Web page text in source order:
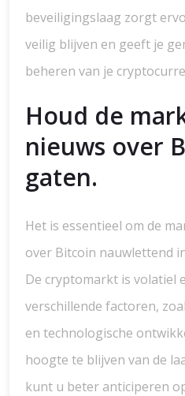
beveiligingslaag zorgt
veilig blijven en geeft je
beheren van je
Houd de
nieuws over
gaten.
Het is essentieel om de
over Bitcoin nauwlettend
De cryptomarkt is volatiel
verschillende factoren,
en technologische
hoogte te blijven van de
kunt u beter anticiperen